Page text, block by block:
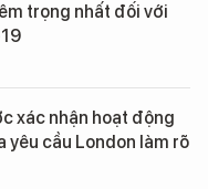
trọng nhất đối với
xác nhận hoạt động
yêu cầu London làm rõ